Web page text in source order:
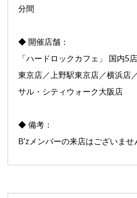
分間
◆ 開催店舗：
「ハードロックカフェ」 国内5
東京店／上野駅東京店／横浜店
サル・シティウォーク大阪店
◆ 備考：
B’zメンバーの来店はございませ